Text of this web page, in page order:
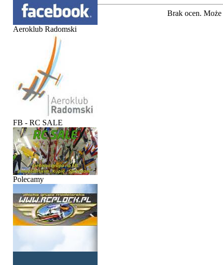
Aeroklub Radomski
FB - RC SALE
Polecamy
Brak ocen. Może